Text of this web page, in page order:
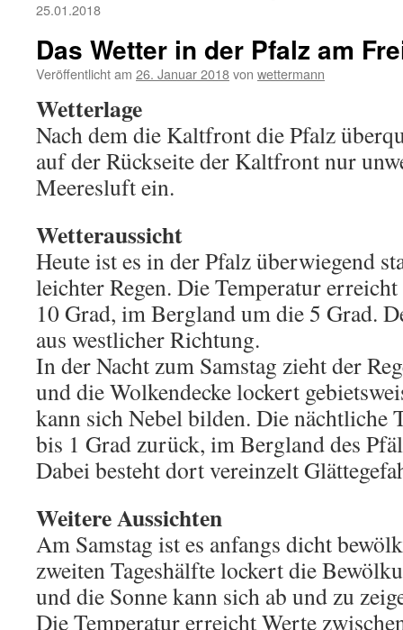
25.01.2018
Das Wetter in der Pfalz am
Veröffentlicht am 26. Januar 2018von wettermann
Wetterlage
Nach dem die Kaltfront die Pfalz
auf der Rückseite der Kaltfront nur
Meeresluft ein.
Wetteraussicht
Heute ist es in der Pfalz überwiegend
leichter Regen. Die Temperatur
10 Grad, im Bergland um die 5 Grad.
aus westlicher Richtung.
In der Nacht zum Samstag zieht der
und die Wolkendecke lockert
kann sich Nebel bilden. Die nächtliche
bis 1 Grad zurück, im Bergland des
Dabei besteht dort vereinzelt
Weitere Aussichten
Am Samstag ist es anfangs dicht
zweiten Tageshälfte lockert die
und die Sonne kann sich ab und zu
Die Temperatur erreicht Werte